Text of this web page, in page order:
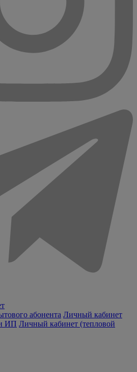
абонента Личный кабинет
ИП Личный кабинет (тепловой